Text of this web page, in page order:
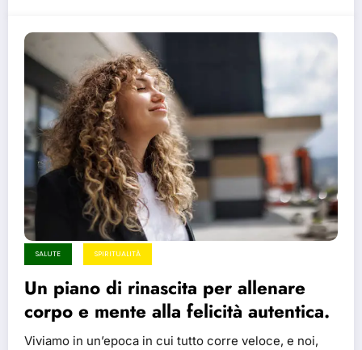
SALUTE SPIRITUALITÀ
Un piano di rinascita per allenare
corpo e mente alla felicità autentica.
Viviamo in un’epoca in cui tutto corre veloce, e noi,